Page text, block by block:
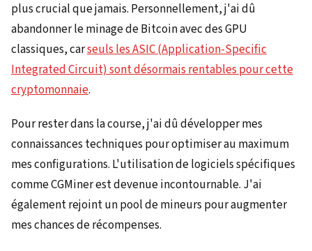
plus crucial que jamais. Personnellement, j'ai dû
abandonner le minage de Bitcoin avec des GPU
classiques, carseuls les ASIC (Application-Specific
Integrated Circuit) sont désormais rentables pour cette
cryptomonnaie.
Pour rester dans la course, j'ai dû développer mes
connaissances techniques pour optimiser au maximum
mes configurations. L'utilisation de logiciels spécifiques
comme CGMiner est devenue incontournable. J'ai
également rejoint un pool de mineurs pour augmenter
mes chances de récompenses.